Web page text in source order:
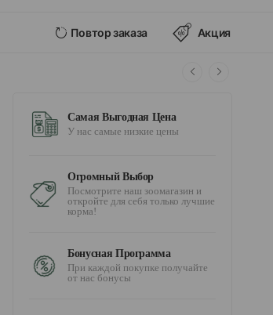
Повтор заказа Акция
Самая Выгодная Цена
У нас самые низкие цены
Огромный Выбор
Посмотрите наш зоомагазин и
откройте для себя только лучшие
корма!
Бонусная Программа
При каждой покупке получайте
от нас бонусы